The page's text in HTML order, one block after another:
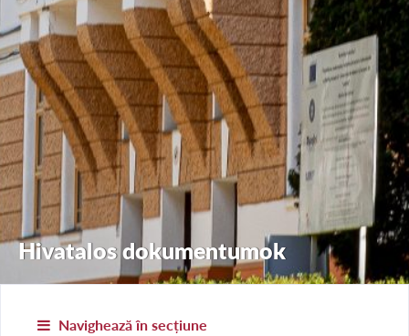
Hivatalos dokumentumok
Navighează în secțiune